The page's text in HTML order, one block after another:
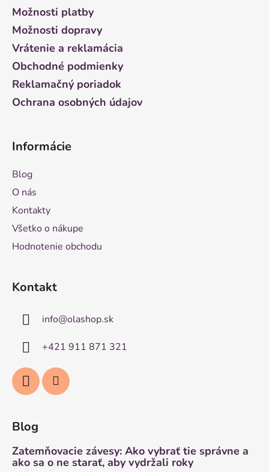
Možnosti platby
Možnosti dopravy
Vrátenie a reklamácia
Obchodné podmienky
Reklamačný poriadok
Ochrana osobných údajov
Informácie
Blog
O nás
Kontakty
Všetko o nákupe
Hodnotenie obchodu
Kontakt
info@olashop.sk
+421 911 871 321
Blog
Zatemňovacie závesy: Ako vybrať tie správne a
ako sa o ne starať, aby vydržali roky